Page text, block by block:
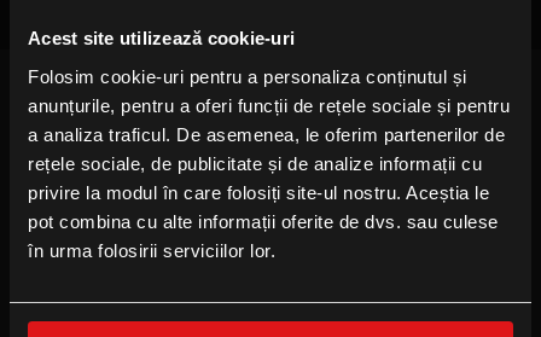
Acest site utilizează cookie-uri
Folosim cookie-uri pentru a personaliza conținutul și
anunțurile, pentru a oferi funcții de rețele sociale și pentru
a analiza traficul. De asemenea, le oferim partenerilor de
rețele sociale, de publicitate și de analize informații cu
privire la modul în care folosiți site-ul nostru. Aceștia le
pot combina cu alte informații oferite de dvs. sau culese
în urma folosirii serviciilor lor.
FOLLOW US
Facebook
Instagram
YouTube